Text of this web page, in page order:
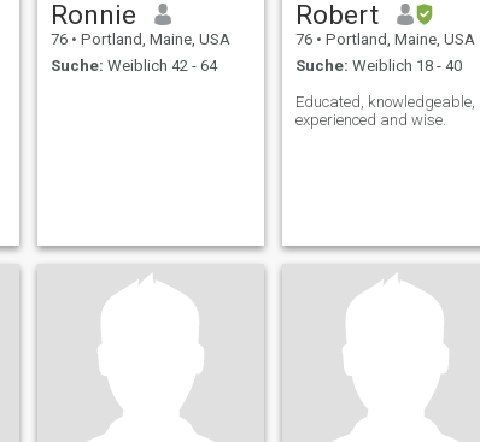
Ronnie
76 • Portland, Maine, USA
Suche: Weiblich 42 - 64
Robert
76 • Portland, Maine, USA
Suche: Weiblich 18 - 40
Educated, knowledgeable,
experienced and wise.